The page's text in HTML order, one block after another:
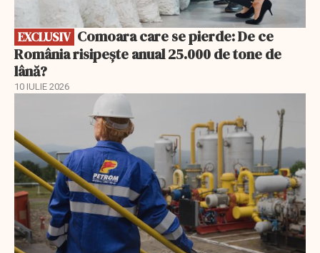
EXCLUSIV
România risipește anual 25.000 de tone de
lână?
10 IULIE 2026